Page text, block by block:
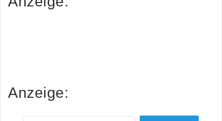
Anzeige: